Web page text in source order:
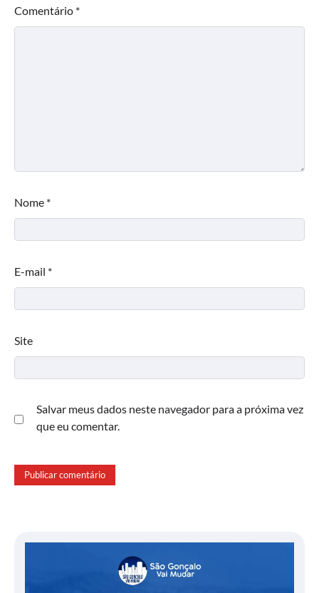
Comentário *
Nome *
E-mail *
Site
Salvar meus dados neste navegador para a próxima vez
que eu comentar.